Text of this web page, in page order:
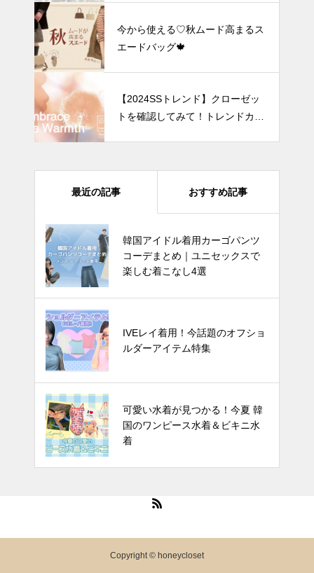
今から使える♡秋ムード高まるス
エードバッグ🍁
【2024SSトレンド】クローゼッ
トを確認してみて！トレンドカラ
最近の記事 おすすめ記事
韓国アイドル着用カーゴパンツ
コーデまとめ｜ユニセックスで
楽しむ着こなし4選
IVEレイ着用！今話題のオフショ
ルダーアイテム特集
可愛い水着が見つかる！今夏 韓
国のワンピース水着＆ビキニ水
着
可愛い水着が見つかる！今夏 韓
国のワンピース水着＆ビキニ水着
IVEレイ着用！今話題のオフショ
ルダーアイテム特集
韓国芸能人は雨の日に何を着る？
🌧️この夏真似したいレインブー
ツコーデ
Copyright © honeycloset